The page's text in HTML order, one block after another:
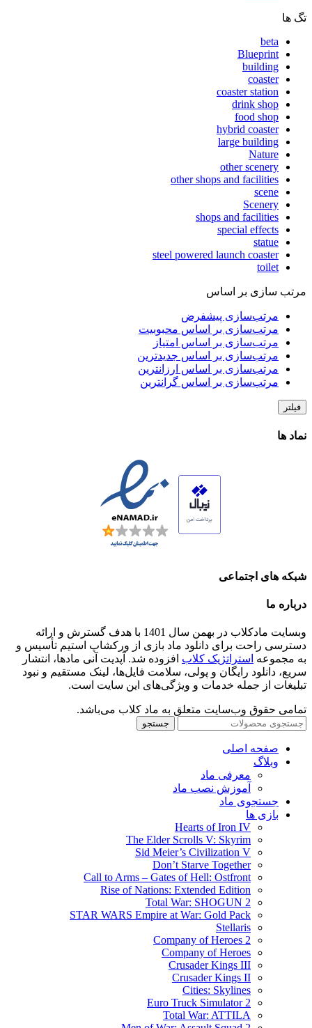
تگ ها
beta
Blueprint
building
coaster
coaster station
drink shop
food shop
hybrid coaster
large building
Nature
other scenery
other shops and facilities
scene
Scenery
shops and facilities
special effects
statue
steel powered launch coaster
toilet
مرتب سازی بر اساس
مرتب‌سازی پیشفرض
مرتب‌سازی بر اساس محبوبیت
مرتب‌سازی بر اساس امتیاز
مرتب‌سازی بر اساس جدیدترین
مرتب‌سازی بر اساس ارزانترین
مرتب‌سازی بر اساس گرانترین
فیلتر
نماد ها
شبکه های اجتماعی
درباره ما
وبسایت مادکلاب در بهمن سال 1401 با هدف گسترش و ارائه
دسترسی راحت برای دانلود ماد بازی از ورکشاپ استیم تأسیس و
به مجموعه استراتژیک کلاب افزوده شد. آپدیت آنی مادها، انتشار
سریع، دانلود رایگان و پولی، سلامت فایل‌ها، لینک مستقیم و نبود
تبلیغات از جمله خدمات و ویژگی‌های این سایت است.
تمامی حقوق وب‌سایت متعلق به ماد کلاب می‌باشد.
جستجو
صفحه اصلی
وبلاگ
معرفی ماد
آموزش نصب ماد
جستجوی ماد
بازی ها
Hearts of Iron IV
The Elder Scrolls V: Skyrim
Sid Meier’s Civilization V
Don’t Starve Together
Call to Arms – Gates of Hell: Ostfront
Rise of Nations: Extended Edition
Total War: SHOGUN 2
STAR WARS Empire at War: Gold Pack
Stellaris
Company of Heroes 2
Company of Heroes
Crusader Kings III
Crusader Kings II
Cities: Skylines
Euro Truck Simulator 2
Total War: ATTILA